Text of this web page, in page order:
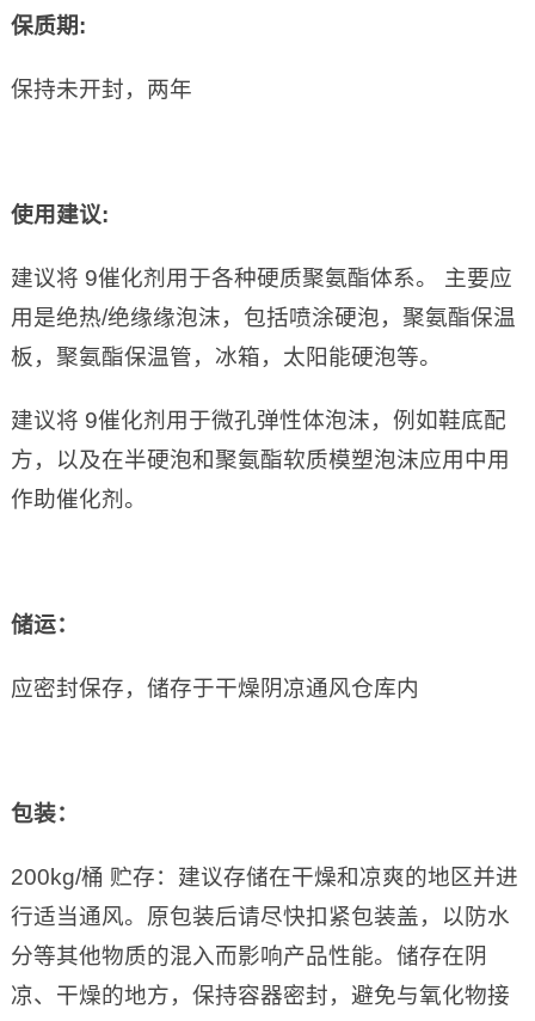
保质期:
保持未开封，两年
使用建议:
建议将 9催化剂用于各种硬质聚氨酯体系。 主要应
用是绝热/绝缘缘泡沫，包括喷涂硬泡，聚氨酯保温
板，聚氨酯保温管，冰箱，太阳能硬泡等。
建议将 9催化剂用于微孔弹性体泡沫，例如鞋底配
方，以及在半硬泡和聚氨酯软质模塑泡沫应用中用
作助催化剂。
储运：
应密封保存，储存于干燥阴凉通风仓库内
包装：
200kg/桶 贮存：建议存储在干燥和凉爽的地区并进
行适当通风。原包装后请尽快扣紧包装盖，以防水
分等其他物质的混入而影响产品性能。储存在阴
凉、干燥的地方，保持容器密封，避免与氧化物接